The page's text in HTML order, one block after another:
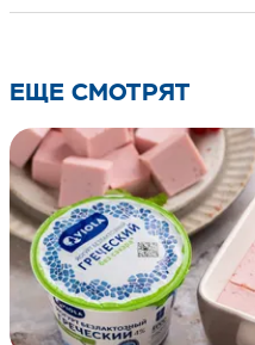
ЕЩЕ СМОТРЯТ